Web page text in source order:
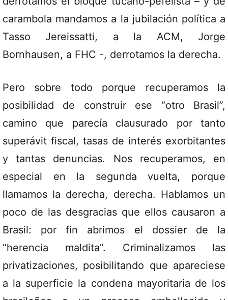
carambola mandamos a la jubilación política a
Tasso Jereissatti, a la ACM, Jorge
Bornhausen, a FHC -, derrotamos la derecha.
Pero sobre todo porque recuperamos la
posibilidad de construir ese “otro Brasil”,
camino que parecía clausurado por tanto
superávit fiscal, tasas de interés exorbitantes
y tantas denuncias. Nos recuperamos, en
especial en la segunda vuelta, porque
llamamos la derecha, derecha. Hablamos un
poco de las desgracias que ellos causaron a
Brasil: por fin abrimos el dossier de la
“herencia maldita”. Criminalizamos las
privatizaciones, posibilitando que apareciese
a la superficie la condena mayoritaria de los